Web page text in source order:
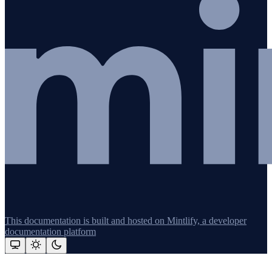
This documentation is built and hosted on Mintlify, a developer
documentation platform